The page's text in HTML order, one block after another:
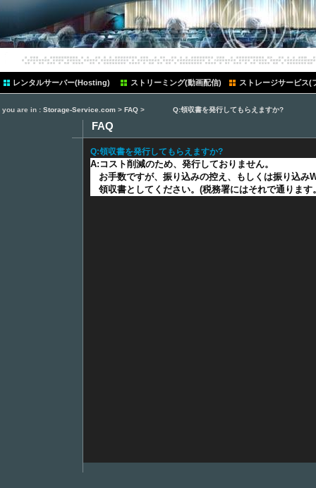
レンタルサーバー(Hosting) ストリーミング(動画配信)
ten ストレージサービス(
you are in : Storage-Service.com > FAQ > Q:領収書を発行してもらえますか?
FAQ
Q:領収書を発行してもらえますか?
A:コスト削減のため、発行しておりません。
お手数ですが、振り込みの控え、もしくは振り込み
領収書としてください。(税務署にはそれで通ります